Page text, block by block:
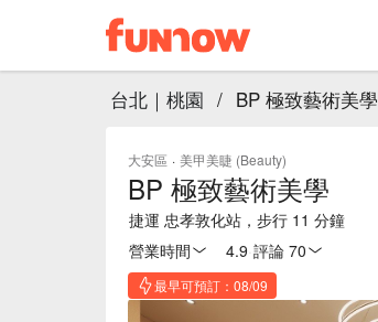
台北｜桃園 / BP 極致藝術美學
大安區 · 美甲美睫 (Beauty)
BP 極致藝術美學
捷運 忠孝敦化站，步行 11 分鐘
營業時間
4.9 評論 70
最早可預訂：08/09